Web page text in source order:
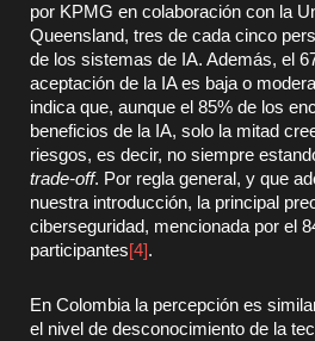
por KPMG en colaboración con la
Queensland, tres de cada cinco
de los sistemas de IA. Además, el
aceptación de la IA es baja o
indica que, aunque el 85% de los
beneficios de la IA, solo la mitad
riesgos, es decir, no siempre
trade-off. Por regla general, y que
nuestra introducción, la principal
ciberseguridad, mencionada por el
participantes[4].
En Colombia la percepción es
el nivel de desconocimiento de la